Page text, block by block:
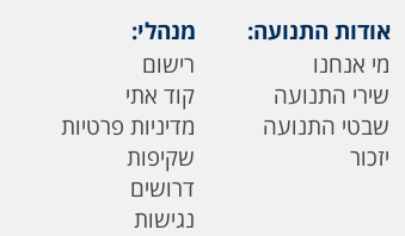
אודות התנועה:
מי אנחנו
שירי התנועה
שבטי התנועה
יזכור
מנהלי:
רישום
קוד אתי
מדיניות פרטיות
שקיפות
דרושים
נגישות